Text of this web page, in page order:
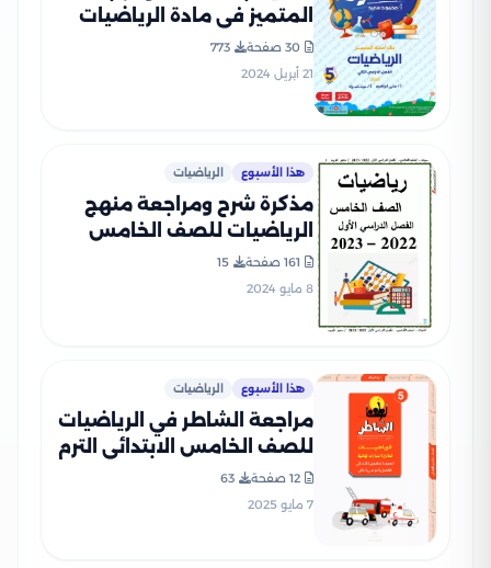
المتميز في مادة الرياضيات
للصف الخامس الابتدائي الترم
الثاني مع الإجابات النموذجية
30 صفحة
773
21 أبريل 2024
هذا الأسبوع الرياضيات
مذكرة شرح ومراجعة منهج
الرياضيات للصف الخامس
الابتدائي الفصل الدراسي
الأول
161 صفحة
15
8 مايو 2024
هذا الأسبوع الرياضيات
مراجعة الشاطر في الرياضيات
للصف الخامس الابتدائي الترم
الثاني 2025 PDF بالاجابات
12 صفحة
63
7 مايو 2025